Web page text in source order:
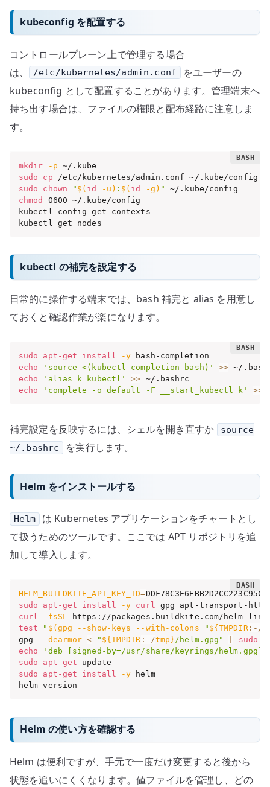
kubeconfig を配置する
コントロールプレーン上で管理する場合
は、
/etc/kubernetes/admin.conf
をユーザーの
kubeconfig として配置することがあります。管理端末へ
持ち出す場合は、ファイルの権限と配布経路に注意しま
す。
mkdir -p
sudo
cp
sudo
chown " $( id -u ) : $( id -g ) "
chmod
0600 ~/.kube/config
kubectl config get-contexts
kubectl get nodes
kubectl の補完を設定する
日常的に操作する端末では、bash 補完と alias を用意し
ておくと確認作業が楽になります。
sudo apt-get install -y
echo
'source <(kubectl completion bash)'
>>
echo
'alias k=kubectl' >>
echo
'complete -o default -F __start_kubectl k' >>
補完設定を反映するには、シェルを開き直すか
source
~/.bashrc
を実行します。
Helm をインストールする
Helm
は Kubernetes アプリケーションをチャートとし
て扱うためのツールです。ここでは APT リポジトリを追
加して導入します。
HELM_BUILDKITE_APT_KEY_ID=
sudo
apt-get install -y curl
curl
-fsSL https://packages.buildkite.com/helm-
test
" $( gpg --show-keys --with-colons " ${TMPDIR:- /
gpg
--dearmor < " ${TMPDIR :- /tmp}/helm.gpg" sudo
echo
'deb [signed-by=/usr/share/keyrings/
sudo
apt-get
sudo
apt-get install -y helm
helm version
Helm の使い方を確認する
Helm は便利ですが、手元で一度だけ変更すると後から
状態を追いにくくなります。値ファイルを管理し、どの